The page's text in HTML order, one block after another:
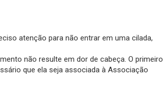
atenção para não entrar em uma cilada,
não resulte em dor de cabeça. O primeiro
que ela seja associada à Associação